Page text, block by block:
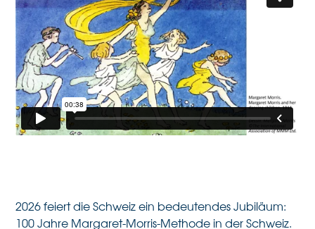
2026 feiert die Schweiz ein bedeutendes Jubiläum:
100 Jahre Margaret-Morris-Methode in der Schweiz.